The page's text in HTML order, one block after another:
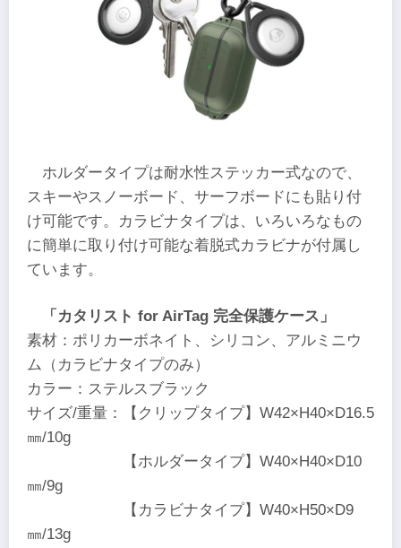
ホルダータイプは耐水性ステッカー式なので、
スキーやスノーボード、サーフボードにも貼り付
け可能です。カラビナタイプは、いろいろなもの
に簡単に取り付け可能な着脱式カラビナが付属し
ています。
「カタリスト for AirTag 完全保護ケース」
素材：ポリカーボネイト、シリコン、アルミニウ
ム（カラビナタイプのみ）
カラー：ステルスブラック
サイズ/重量：【クリップタイプ】W42×H40×D16.5
㎜/10g
【ホルダータイプ】W40×H40×D10
㎜/9g
【カラビナタイプ】W40×H50×D9
㎜/13g